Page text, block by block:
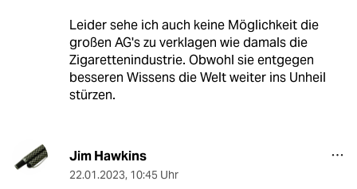
Leider sehe ich auch keine Möglichkeit die
großen AG's zu verklagen wie damals die
Zigarettenindustrie. Obwohl sie entgegen
besseren Wissens die Welt weiter ins Unheil
stürzen.
Jim Hawkins
22.01.2023, 10:45 Uhr